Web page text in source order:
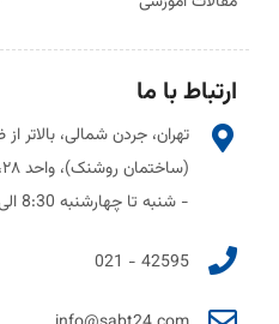
ارتباط با ما
(ساختمان روشنک)، واحد ۲۸، همراه با پارکینگ اختصاصی
- شنبه تا چهارشنبه 8:30 الی 17:30
42595 - 021